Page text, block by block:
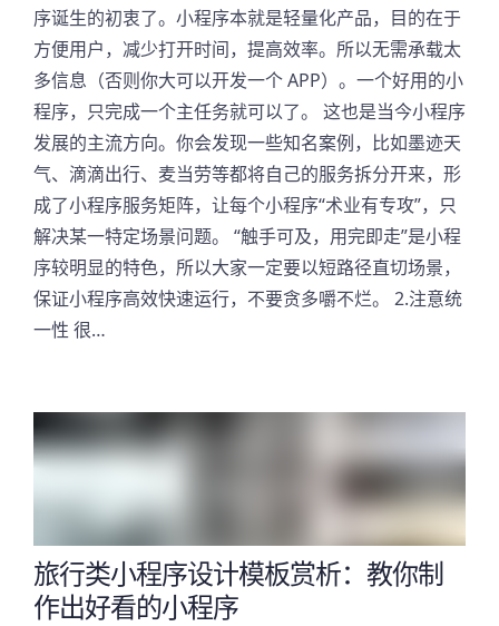
序诞生的初衷了。小程序本就是轻量化产品，目的在于
方便用户，减少打开时间，提高效率。所以无需承载太
多信息（否则你大可以开发一个 APP）。一个好用的小
程序，只完成一个主任务就可以了。 这也是当今小程序
发展的主流方向。你会发现一些知名案例，比如墨迹天
气、滴滴出行、麦当劳等都将自己的服务拆分开来，形
成了小程序服务矩阵，让每个小程序“术业有专攻”，只
解决某一特定场景问题。 “触手可及，用完即走”是小程
序较明显的特色，所以大家一定要以短路径直切场景，
保证小程序高效快速运行，不要贪多嚼不烂。 2.注意统
一性 很…
旅行类小程序设计模板赏析：教你制
作出好看的小程序